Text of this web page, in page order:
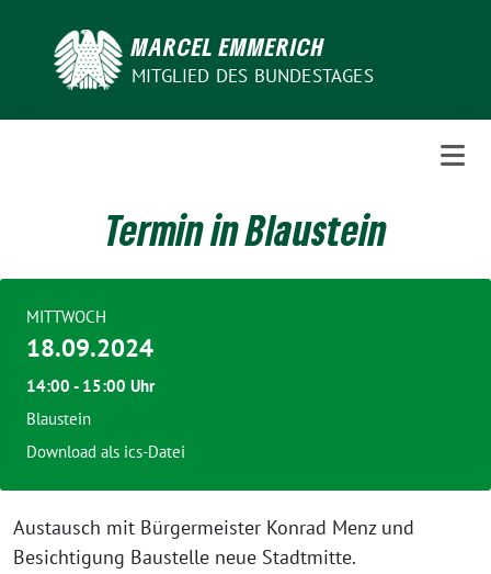
MARCEL EMMERICH
MITGLIED DES BUNDESTAGES
Termin in Blaustein
Austausch mit Bürgermeister Konrad Menz und
Besichtigung Baustelle neue Stadtmitte.
MITTWOCH
18.09.2024
14:00 - 15:00 Uhr
Blaustein
Download als ics-Datei